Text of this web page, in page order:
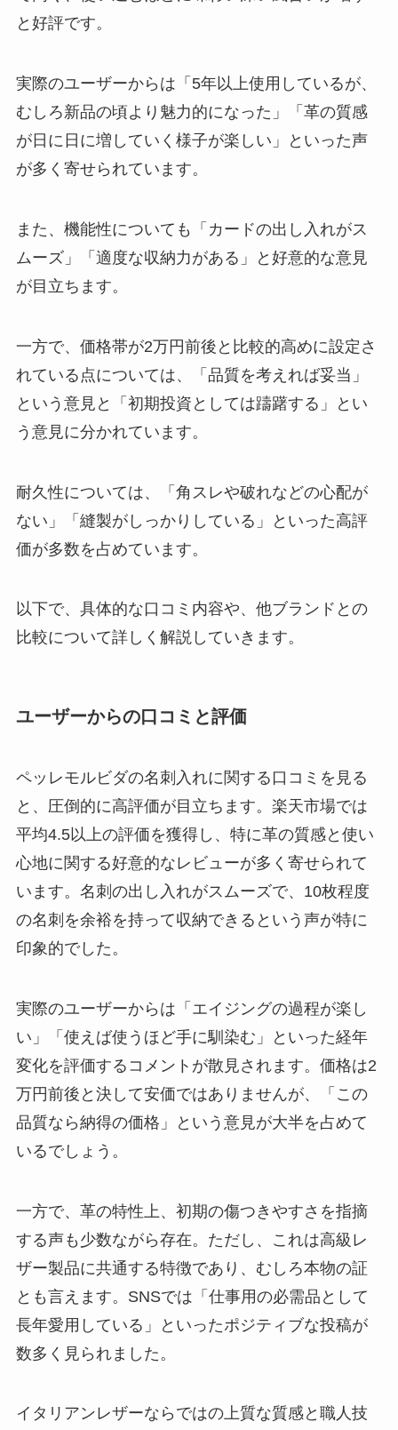
段、クーポンについても紹介！
エンゼルパイ販売終了？売ってな
い？廃盤？類似品はある？通販や
みそきんの再販2024年最新！値段
【保存版】LIXIL浄水カートリッ
ジの捨て方と注意点を完全網羅！
bakuneのパジャマはどこで売っ
てる？ビックカメラにある？東京
や大阪の店舗も調査！
と好評です。
実際のユーザーからは「5年以上使用しているが、
むしろ新品の頃より魅力的になった」「革の質感
が日に日に増していく様子が楽しい」といった声
が多く寄せられています。
また、機能性についても「カードの出し入れがス
ムーズ」「適度な収納力がある」と好意的な意見
が目立ちます。
一方で、価格帯が2万円前後と比較的高めに設定さ
れている点については、「品質を考えれば妥当」
という意見と「初期投資としては躊躇する」とい
う意見に分かれています。
耐久性については、「角スレや破れなどの心配が
ない」「縫製がしっかりしている」といった高評
価が多数を占めています。
以下で、具体的な口コミ内容や、他ブランドとの
比較について詳しく解説していきます。
ユーザーからの口コミと評価
ペッレモルビダの名刺入れに関する口コミを見る
と、圧倒的に高評価が目立ちます。楽天市場では
平均4.5以上の評価を獲得し、特に革の質感と使い
心地に関する好意的なレビューが多く寄せられて
います。名刺の出し入れがスムーズで、10枚程度
の名刺を余裕を持って収納できるという声が特に
印象的でした。
実際のユーザーからは「エイジングの過程が楽し
い」「使えば使うほど手に馴染む」といった経年
変化を評価するコメントが散見されます。価格は2
万円前後と決して安価ではありませんが、「この
品質なら納得の価格」という意見が大半を占めて
いるでしょう。
一方で、革の特性上、初期の傷つきやすさを指摘
する声も少数ながら存在。ただし、これは高級レ
ザー製品に共通する特徴であり、むしろ本物の証
とも言えます。SNSでは「仕事用の必需品として
長年愛用している」といったポジティブな投稿が
数多く見られました。
イタリアンレザーならではの上質な質感と職人技